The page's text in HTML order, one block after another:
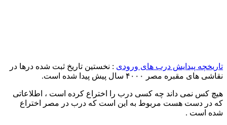
تاریخچه پیدایش درب های ورودی : نخستین تاریخ ثبت شده درها در
نقاشی های مقبره مصر ۴۰۰۰ سال پیش پیدا شده است.
هیچ کس نمی داند چه کسی درب را اختراع کرده است ، اطلاعاتی
که در دست هست مربوط به این است که درب در مصر اختراع
شده است .